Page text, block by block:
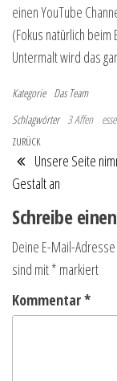
einen YouTube
(Fokus natürlich
Untermalt wird das
Kategorie Das Team
Schlagwörter 3 Affen
Vorheriger Beitrag
ZURÜCK
Unsere Seite
Gestalt an
Schreibe
Deine E-Mail-
sind mit* markiert
Kommentar*